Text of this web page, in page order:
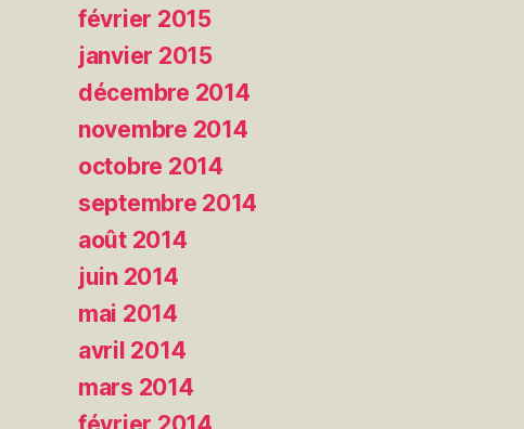
février 2015
janvier 2015
décembre 2014
novembre 2014
octobre 2014
septembre 2014
août 2014
juin 2014
mai 2014
avril 2014
mars 2014